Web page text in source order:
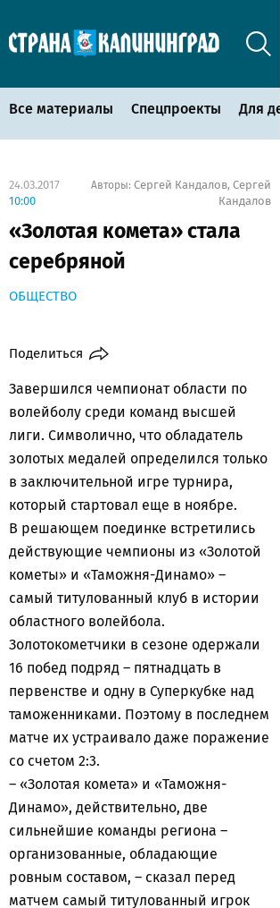
Все материалы Спецпроекты Для
24.03.2017
10:00
Авторы: Сергей Кандалов, Сергей
Кандалов
«Золотая комета» стала
серебряной
ОБЩЕСТВО
Поделиться
Завершился чемпионат области по
волейболу среди команд высшей
лиги. Символично, что обладатель
золотых медалей определился только
в заключительной игре турнира,
который стартовал еще в ноябре.
В решающем поединке встретились
действующие чемпионы из «Золотой
кометы» и «Таможня-Динамо» –
самый титулованный клуб в истории
областного волейбола.
Золотокометчики в сезоне одержали
16 побед подряд – пятнадцать в
первенстве и одну в Суперкубке над
таможенниками. Поэтому в последнем
матче их устраивало даже поражение
со счетом 2:3.
– «Золотая комета» и «Таможня-
Динамо», действительно, две
сильнейшие команды региона –
организованные, обладающие
ровным составом, – сказал перед
матчем самый титулованный игрок